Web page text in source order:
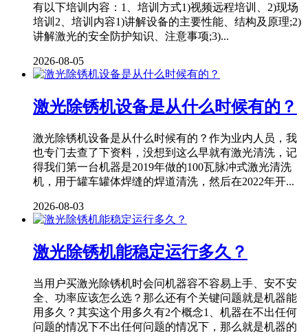
有以下培训内容：1、培训方式1)视频远程培训、2)现场
培训2、培训内容1)讲解设备的主要性能、结构及原理;2)
讲解激光的安全防护知识、注意事项;3)...
2026-08-05
激光除锈机设备是从什么时候有的？
激光除锈机设备是从什么时候有的？作为业内人员，我
也专门去查了下资料，没想到这么早就有激光清洗，记
得我们第一台机器是2019年做的100瓦脉冲式激光清洗
机，用于罐车罐体焊缝的焊道清洗，然后在2022年开...
2026-08-03
激光除锈机能稳定运行多久？
当用户买激光除锈机时会问机器容不容易上手、安不安
全、功率应该怎么选？那么还有个关键问题就是机器能
用多久？其实这个用多久有2个概念1、机器在不出任何
问题的情况下不出任何问题的情况下，那么就是机器的